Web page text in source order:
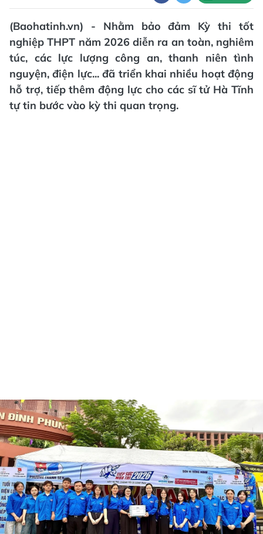
(Baohatinh.vn) - Nhằm bảo đảm Kỳ thi tốt
nghiệp THPT năm 2026 diễn ra an toàn, nghiêm
túc, các lực lượng công an, thanh niên tình
nguyện, điện lực... đã triển khai nhiều hoạt động
hỗ trợ, tiếp thêm động lực cho các sĩ tử Hà Tĩnh
tự tin bước vào kỳ thi quan trọng.